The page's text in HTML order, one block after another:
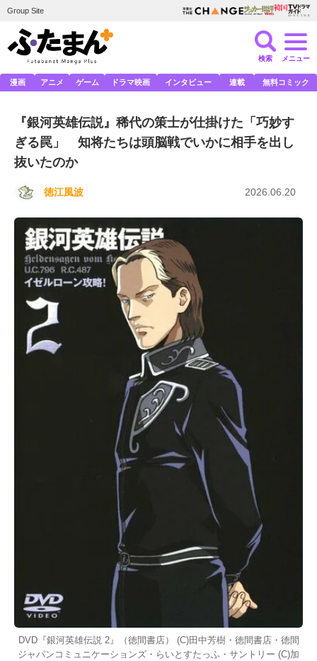
Group Site
検索 メニュー
漫画 アニメ ゲーム ドラマ映画 インタビュー 連載 無料コミック
『銀河英雄伝説』稀代の策士が仕掛けた「巧妙す
ぎる罠」 知将たちは頭脳戦でいかに相手を出し
抜いたのか
徳江風波 2026.06.20
DVD『銀河英雄伝説 2』（徳間書店） (C)田中芳樹・徳間書店・徳間
ジャパンコミュニケーションズ・らいとすたっふ・サントリー (C)加